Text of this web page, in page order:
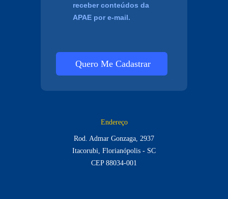
receber conteúdos da
APAE por e-mail.
Quero Me Cadastrar
Endereço
Rod. Admar Gonzaga, 2937
Itacorubi, Florianópolis - SC
CEP 88034-001